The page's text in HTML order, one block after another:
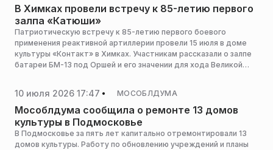
В Химках провели встречу к 85-летию первого
залпа «Катюши»
Патриотическую встречу к 85-летию первого боевого
применения реактивной артиллерии провели 15 июля в доме
культуры «Контакт» в Химках. Участникам рассказали о залпе
батареи БМ-13 под Оршей и его значении для хода Великой
10 июля 2026 17:47 МОСОБЛДУМА
Мособлдума сообщила о ремонте 13 домов
культуры в Подмосковье
В Подмосковье за пять лет капитально отремонтировали 13
домов культуры. Работу по обновлению учреждений и планы